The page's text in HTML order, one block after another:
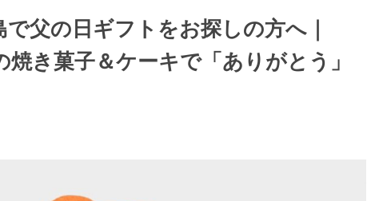
で父の日ギフトをお探しの方へ｜
焼き菓子＆ケーキで「ありがとう」